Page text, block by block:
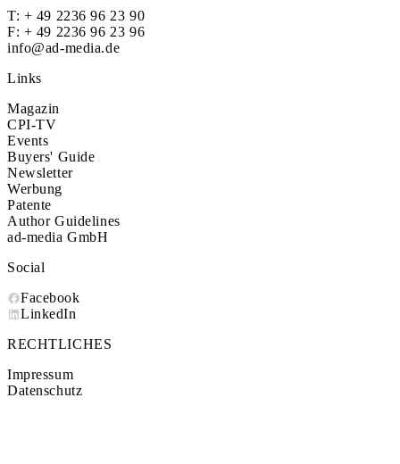
T: + 49 2236 96 23 90
F: + 49 2236 96 23 96
info@ad-media.de
Links
Magazin
CPI-TV
Events
Buyers' Guide
Newsletter
Werbung
Patente
Author Guidelines
ad-media GmbH
Social
Facebook
LinkedIn
RECHTLICHES
Impressum
Datenschutz